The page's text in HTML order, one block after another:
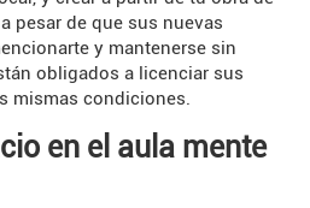
pesar de que sus nuevas
y mantenerse sin
obligados a licenciar sus
mismas condiciones.
en el aula mente